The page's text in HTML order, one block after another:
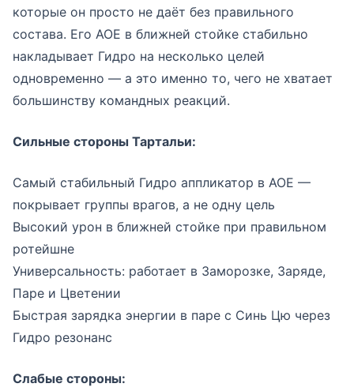
которые он просто не даёт без правильного
состава. Его АОЕ в ближней стойке стабильно
накладывает Гидро на несколько целей
одновременно — а это именно то, чего не хватает
большинству командных реакций.
Сильные стороны Тартальи:
Самый стабильный Гидро аппликатор в АОЕ —
покрывает группы врагов, а не одну цель
Высокий урон в ближней стойке при правильном
ротейшне
Универсальность: работает в Заморозке, Заряде,
Паре и Цветении
Быстрая зарядка энергии в паре с Синь Цю через
Гидро резонанс
Слабые стороны: